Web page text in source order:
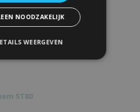
ST80
NOODZAKELIJK
WEERGEVEN